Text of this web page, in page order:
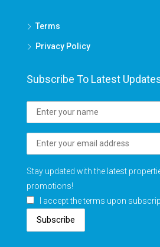
Terms
Privacy Policy
Subscribe To Latest
Stay updated with the latest
promotions!
I accept the terms upon
Subscribe